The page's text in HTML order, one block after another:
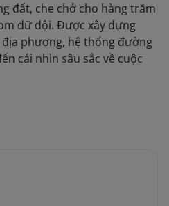
đất, che chở cho hàng trăm
dữ dội. Được xây dựng
phương, hệ thống đường
cái nhìn sâu sắc về cuộc